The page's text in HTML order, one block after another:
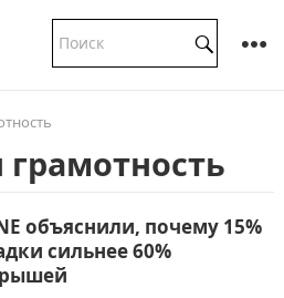
объяснили, почему 15%
сильнее 60%